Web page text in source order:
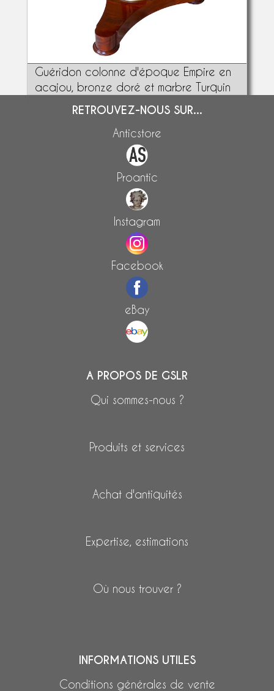
Guéridon colonne d'époque Empire en
acajou, bronze doré et marbre Turquin
RETROUVEZ-NOUS SUR...
Anticstore
Proantic
Instagram
Facebook
eBay
A PROPOS DE GSLR
Qui sommes-nous ?
Produits et services
Achat d'antiquités
Expertise, estimations
Où nous trouver ?
INFORMATIONS UTILES
Conditions générales de vente